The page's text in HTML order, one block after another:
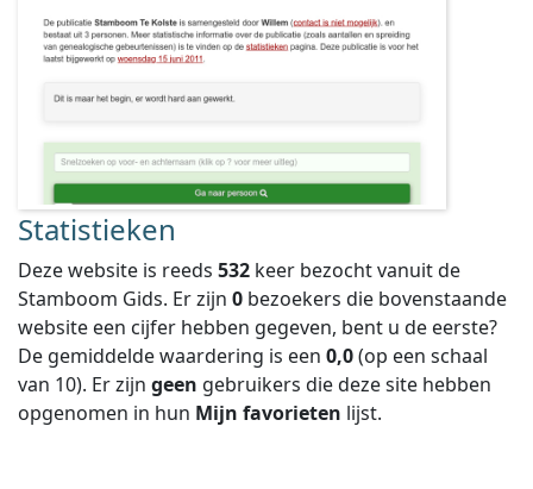
Statistieken
Deze website is reeds 532 keer bezocht vanuit de
Stamboom Gids. Er zijn 0 bezoekers die bovenstaande
website een cijfer hebben gegeven, bent u de eerste?
De gemiddelde waardering is een 0,0(op een schaal
van 10). Er zijn geen gebruikers die deze site hebben
opgenomen in hun Mijn favorieten lijst.